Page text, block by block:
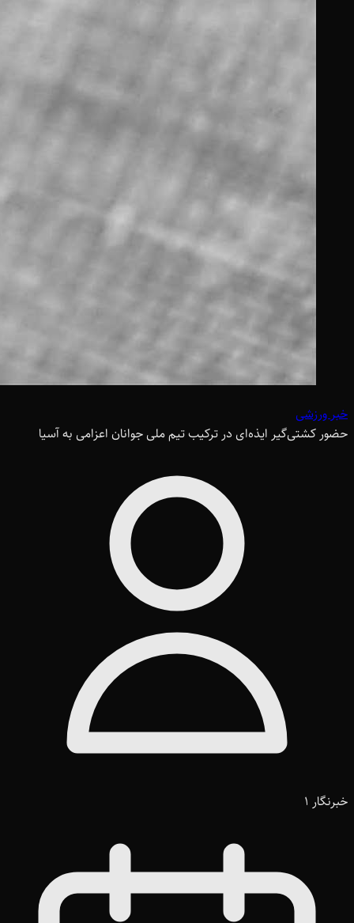
خبر ورزشی
حضور کشتی‌گیر ایذه‌ای در ترکیب تیم ملی جوانان اعزامی به آسیا
خبرنگار 1